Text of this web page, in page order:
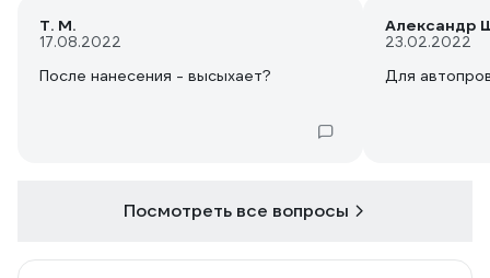
Т. М.
17.08.2022
После нанесения - высыхает?
Александр
23.02.2022
Для
Посмотреть все вопросы